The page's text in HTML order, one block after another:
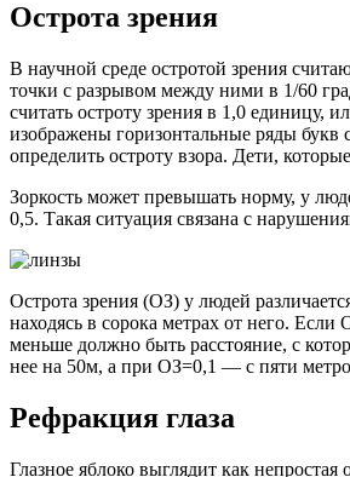
Острота зрения
В научной среде остротой зрения
точки с разрывом между ними в 1/60
считать остроту зрения в 1,0 единицу,
изображены горизонтальные ряды букв
определить остроту взора. Дети,
Зоркость может превышать норму, у
0,5. Такая ситуация связана с
Острота зрения (ОЗ) у людей
находясь в сорока метрах от него.
меньше должно быть расстояние, с
нее на 50м, а при ОЗ=0,1 — с пяти
Рефракция глаза
Глазное яблоко выглядит как